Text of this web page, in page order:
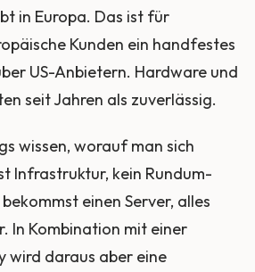
in Europa. Das ist für
Kunden ein handfestes
US-Anbietern. Hardware und
seit Jahren als zuverlässig.
wissen, worauf man sich
Infrastruktur, kein Rundum-
einen Server, alles
In Kombination mit einer
wird daraus aber eine